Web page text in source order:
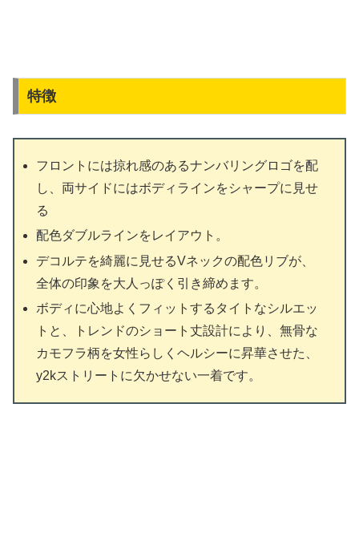
特徴
フロントには掠れ感のあるナンバリングロゴを配
し、両サイドにはボディラインをシャープに見せ
る
配色ダブルラインをレイアウト。
デコルテを綺麗に見せるVネックの配色リブが、
全体の印象を大人っぽく引き締めます。
ボディに心地よくフィットするタイトなシルエッ
トと、トレンドのショート丈設計により、無骨な
カモフラ柄を女性らしくヘルシーに昇華させた、
y2kストリートに欠かせない一着です。